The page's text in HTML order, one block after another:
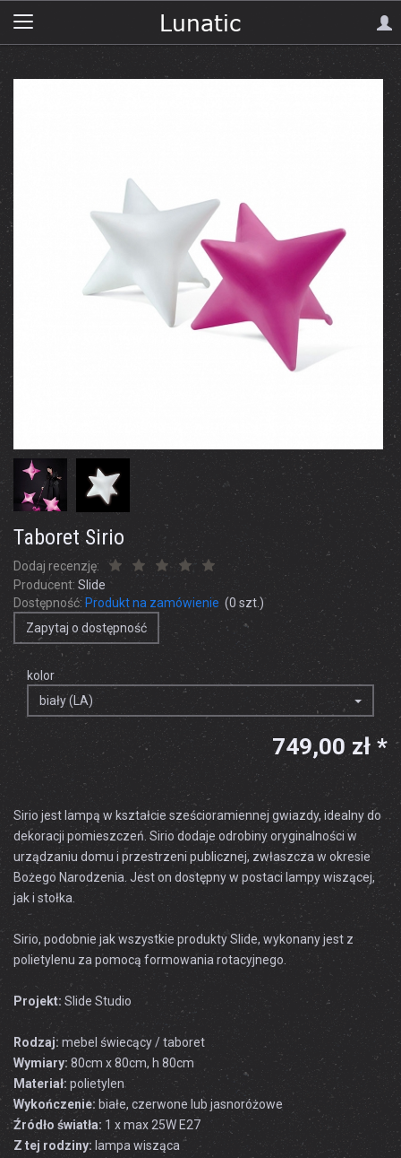
Taboret Sirio
Dodaj recenzję:
Producent: Slide
Dostępność: Produkt na zamówienie (0 szt.)
Zapytaj o dostępność
kolor
biały (LA)
749,00 zł *
Sirio jest lampą w kształcie sześcioramiennej gwiazdy, idealnydo
dekoracji pomieszczeń Sirio dodaje odrobiny oryginalności w
urządzaniu domu i przestrzeni publicznej, zwłaszcza w okresie
Bożego Narodzenia Jest on dostępnyw postaci lampywiszącej,
jak i stołka
Sirio, podobnie jak wszystkie produktySlide, wykonany jest z
polietylenu za pomocą formowania rotacyjnego
Projekt: Slide Studio
Rodzaj: mebel świecący / taboret
Wymiary: 80cm x 80cm, h 80cm
Materiał: polietylen
Wykończenie: białe, czerwone lub jasnoróżowe
Źródło światła: 1 x max 25W E27
Z tej rodziny: lampa wisząca